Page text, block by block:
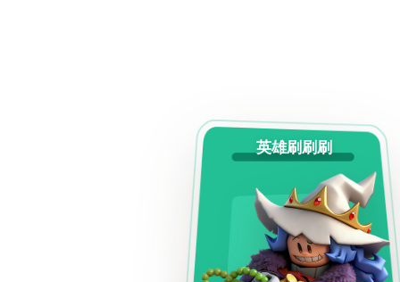
英雄刷刷刷